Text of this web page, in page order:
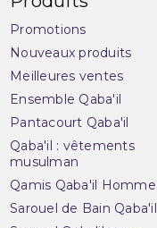
Promotions
Nouveaux produits
Meilleures ventes
Ensemble Qaba'il
Pantacourt Qaba'il
Qaba'il : vêtements
musulman
Qamis Qaba'il Homme
Sarouel de Bain Qaba'il